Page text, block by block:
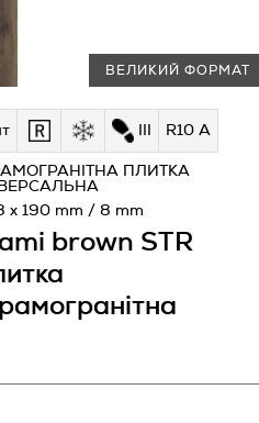
ВЕЛИКИЙ ФОРМАТ
R10 A
brown STR
ПЛИТКА
x 190 mm / 8 mm